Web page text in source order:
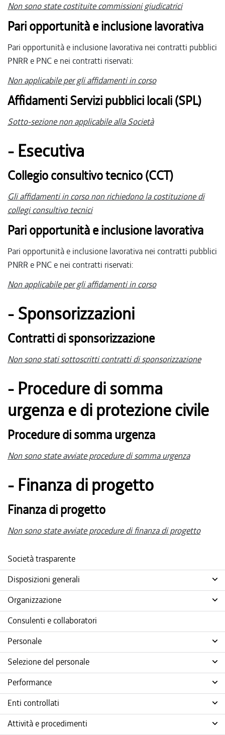
Non sono state costituite commissioni giudicatrici
Pari opportunità e inclusione lavorativa
Pari opportunità e inclusione lavorativa nei contratti pubblici
PNRR e PNC e nei contratti riservati:
Non applicabile per gli affidamenti in corso
Affidamenti Servizi pubblici locali (SPL)
Sotto-sezione non applicabile alla Società
- Esecutiva
Collegio consultivo tecnico (CCT)
Gli affidamenti in corso non richiedono la costituzione di
collegi consultivo tecnici
Pari opportunità e inclusione lavorativa
Pari opportunità e inclusione lavorativa nei contratti pubblici
PNRR e PNC e nei contratti riservati:
Non applicabile per gli affidamenti in corso
- Sponsorizzazioni
Contratti di sponsorizzazione
Non sono stati sottoscritti contratti di sponsorizzazione
- Procedure di somma
urgenza e di protezione civile
Procedure di somma urgenza
Non sono state avviate procedure di somma urgenza
- Finanza di progetto
Finanza di progetto
Non sono state avviate procedure di finanza di progetto
Società trasparente
Disposizioni generali
Organizzazione
Consulenti e collaboratori
Personale
Selezione del personale
Performance
Enti controllati
Attività e procedimenti